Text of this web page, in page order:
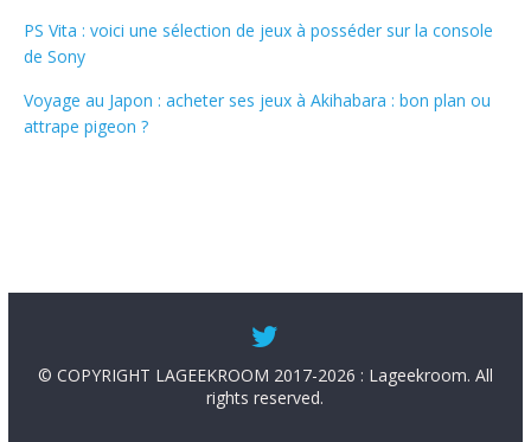
PS Vita : voici une sélection de jeux à posséder sur la console
de Sony
Voyage au Japon : acheter ses jeux à Akihabara : bon plan ou
attrape pigeon ?
© COPYRIGHT LAGEEKROOM 2017-2026 : Lageekroom. All
rights reserved.